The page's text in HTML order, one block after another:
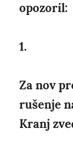
opozoril:
1.
Za nov
rušenje
Kranj